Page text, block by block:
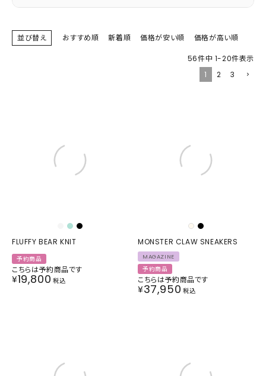
並び替え おすすめ順 新着順 価格が安い順 価格が高い順
56件中 1-20件表示
1
2 3
FLUFFY BEAR KNIT
予約商品
こちらは予約商品です
¥19,800 税込
MONSTER CLAW SNEAKERS
MAGAZINE
予約商品
こちらは予約商品です
¥37,950 税込